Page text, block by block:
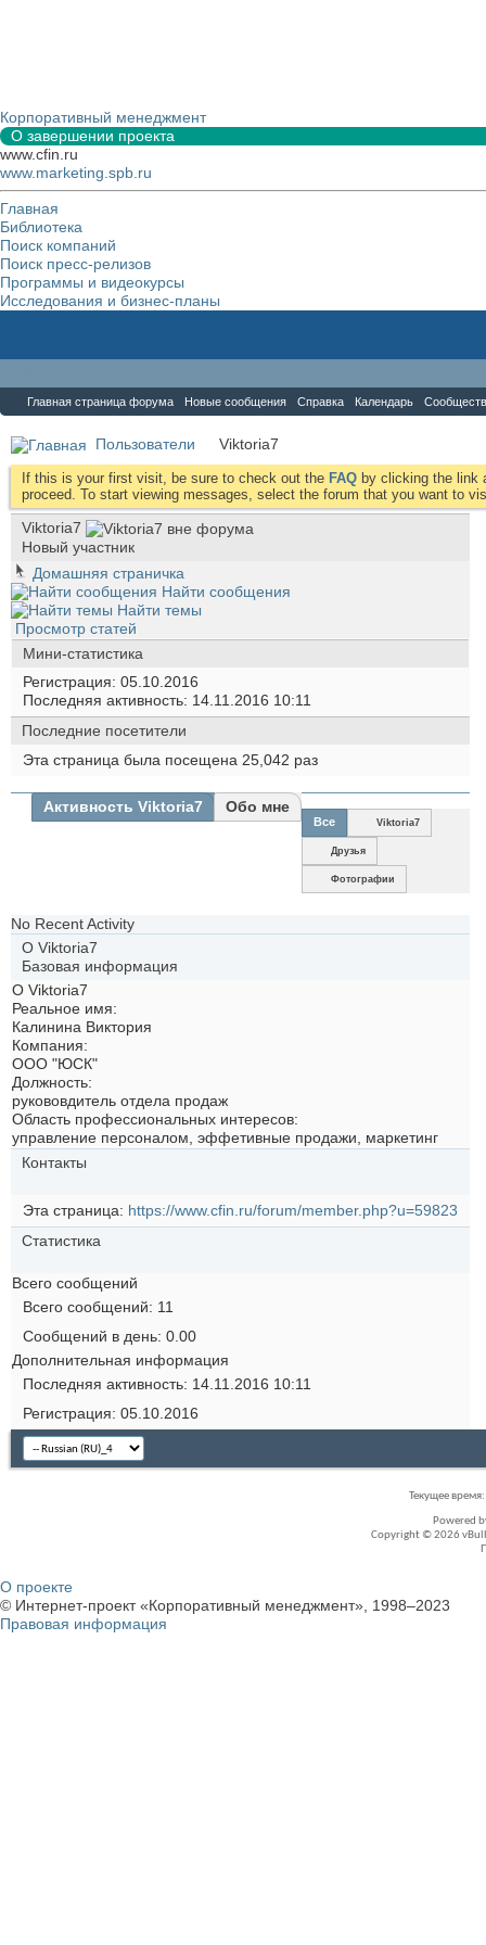
Корпоративный менеджмент
О завершении проекта
www.cfin.ru
www.marketing.spb.ru
Главная
Библиотека
Поиск компаний
Поиск пресс-релизов
Программы и видеокурсы
Исследования и бизнес-планы
Главная страница форума Новые сообщения Справка Календарь
Пользователи Viktoria7
If this is your first visit, be sure to check out the FAQ by clicking the link
proceed. To start viewing messages, select the forum that you want to
Viktoria7
Новый участник
Домашняя страничка
Найти сообщения
Найти темы
Просмотр статей
Мини-статистика
Регистрация 05.10.2016
Последняя активность 14.11.2016 10:11
Последние посетители
Эта страница была посещена 25,042 раз
Активность Viktoria7 Обо мне
Все Viktoria7
Друзья
Фотографии
No Recent Activity
О Viktoria7
Базовая информация
О Viktoria7
Реальное имя:
Калинина Виктория
Компания:
ООО "ЮСК"
Должность:
рукововдитель отдела продаж
Область профессиональных интересов:
управление персоналом, эффетивные продажи, маркетинг
Контакты
Эта страница
https://www.cfin.ru/forum/member.php?u=59823
Статистика
Всего сообщений
Всего сообщений
11
Сообщений в день 0.00
Дополнительная информация
Последняя активность 14.11.2016 10:11
Регистрация 05.10.2016
Текущее время:
Powered
Copyright © 2026
О проекте
© Интернет-проект «Корпоративный менеджмент», 1998–2023
Правовая информация